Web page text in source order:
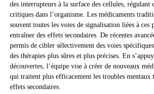
des interrupteurs à la surface des cellules, régulant
critiques dans l’organisme. Les médicaments
souvent toutes les voies de signalisation liées à ces
entraîner des effets secondaires. De récentes
permis de cibler sélectivement des voies
des thérapies plus sûres et plus précises. En
découvertes, l’équipe vise à créer de nouveaux
qui traitent plus efficacement les troubles mentaux
effets secondaires.